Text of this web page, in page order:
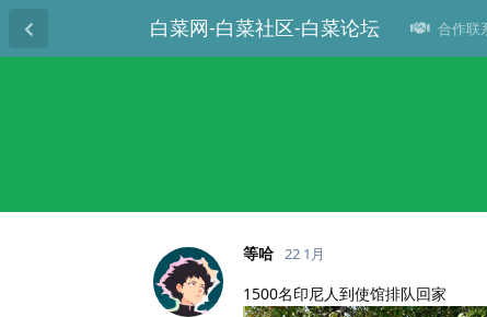
白菜网-白菜社区-白菜论坛 合作联
等哈 22 1月
1500名印尼人到使馆排队回家